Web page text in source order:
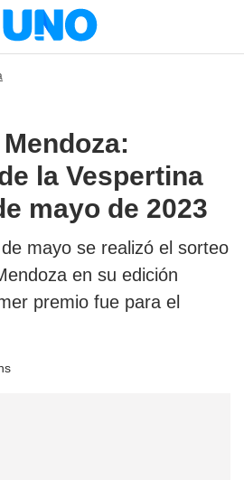
la Vespertina
mayo de 2023
mayo se realizó el sorteo
en su edición
premio fue para el